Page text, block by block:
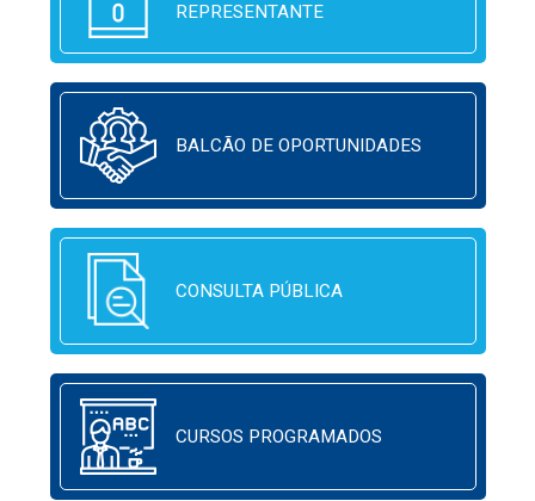
REPRESENTANTE
BALCÃO DE OPORTUNIDADES
CONSULTA PÚBLICA
CURSOS PROGRAMADOS